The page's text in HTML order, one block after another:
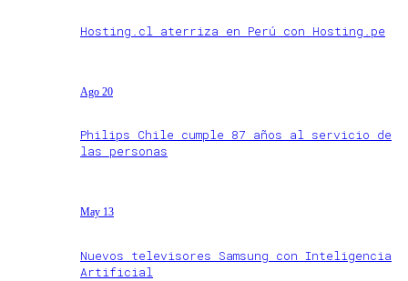
Hosting.cl aterriza en Perú con Hosting.pe
Ago 20
Philips Chile cumple 87 años al servicio de
las personas
May 13
Nuevos televisores Samsung con Inteligencia
Artificial